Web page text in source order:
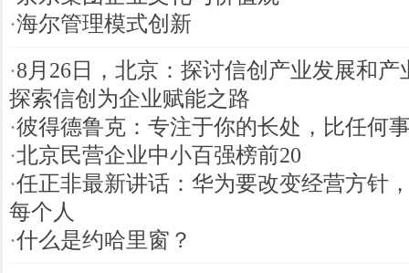
·海尔管理模式创新
·8月26日，北京：探讨信创产业发展和产
探索信创为企业赋能之路
·彼得德鲁克：专注于你的长处，比任何
·北京民营企业中小百强榜前20
·任正非最新讲话：华为要改变经营方针
每个人
·什么是约哈里窗？